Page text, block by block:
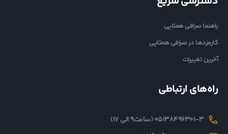
راهنما صرافی همتاپی
کارمزدها در صرافی همتاپی
آخرین تغییرات
راه‌های ارتباطی
05138496301-3 (ساعت۹ الی ۱۷)